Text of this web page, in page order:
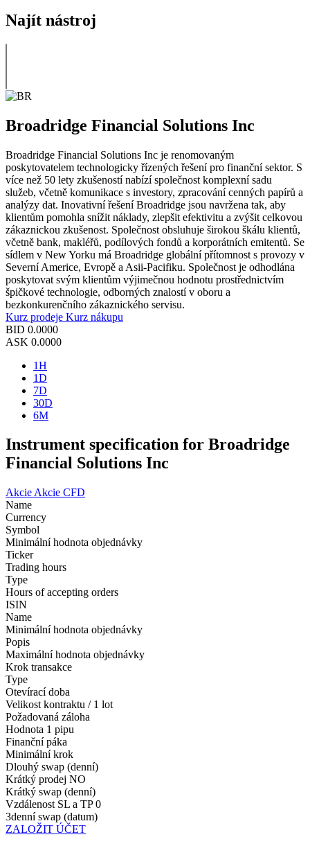
Najít nástroj
Broadridge Financial Solutions Inc
Broadridge Financial Solutions Inc je renomovaným
poskytovatelem technologicky řízených řešení pro finanční sektor. S
více než 50 lety zkušeností nabízí společnost komplexní sadu
služeb, včetně komunikace s investory, zpracování cenných papírů a
analýzy dat. Inovativní řešení Broadridge jsou navržena tak, aby
klientům pomohla snížit náklady, zlepšit efektivitu a zvýšit celkovou
zákaznickou zkušenost. Společnost obsluhuje širokou škálu klientů,
včetně bank, makléřů, podílových fondů a korporátních emitentů. Se
sídlem v New Yorku má Broadridge globální přítomnost s provozy v
Severní Americe, Evropě a Asii-Pacifiku. Společnost je odhodlána
poskytovat svým klientům výjimečnou hodnotu prostřednictvím
špičkové technologie, odborných znalostí v oboru a
bezkonkurenčního zákaznického servisu.
Kurz prodeje Kurz nákupu
BID 0.0000
ASK 0.0000
1H
1D
7D
30D
6M
Instrument specification for Broadridge
Financial Solutions Inc
Akcie Akcie CFD
Name
Currency
Symbol
Minimální hodnota objednávky
Ticker
Trading hours
Type
Hours of accepting orders
ISIN
Name
Minimální hodnota objednávky
Popis
Maximální hodnota objednávky
Krok transakce
Type
Otevírací doba
Velikost kontraktu / 1 lot
Požadovaná záloha
Hodnota 1 pipu
Finanční páka
Minimální krok
Dlouhý swap (denní)
Krátký prodej NO
Krátký swap (denní)
Vzdálenost SL a TP 0
3denní swap (datum)
ZALOŽIT ÚČET